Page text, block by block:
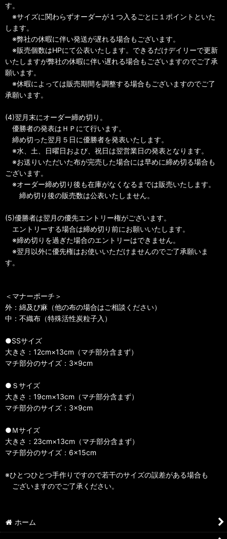
す。
※サイズに関わらずオーダーが１つ入るごとに１ポイントといた
します。
※弊社の休暇に伴い発送が遅れる場合もございます。
※販売個数はHPにて公表いたします。できるだけデイリーで更新
いたしますが弊社の休暇に伴い遅れる場合もございますのでご了承
願います。
※休暇によっては販売期間を調整する場合もございますのでご了
承願います。
(4)翌月末にオーダー締め切り。
優勝者の発表はＨＰにて行います。
締め切った翌月５日に優勝者を発表いたします。
※水、土、日曜日および、祝日は翌営業日の発表となります。
※お送りいただいた布が完売した場合には早めに締め切る場合も
ございます。
※オーダー締め切り後も在庫がなくなるまでは販売いたします。
締め切り後の販売数は公表いたしません。
(5)優勝者は翌月の優先エントリー権がございます。
エントリーする場合は締め切り前にお願いいたします。
※締め切りを過ぎた場合のエントリーはできません。
※翌月以外に優先権はお使いいただけませんのでご了承願いま
す。
＜マナーポーチ＞
外：綿及び麻（他の布の場合はご相談ください）
中：不織布（特殊活性炭粒子入）
●SSサイズ
大きさ：12cm×13cm（マチ部分含まず）
マチ部分のサイズ：3×9cm
●Ｓサイズ
大きさ：19cm×13cm（マチ部分含まず）
マチ部分のサイズ：3×9cm
●Ｍサイズ
大きさ：23cm×13cm（マチ部分含まず）
マチ部分のサイズ：6×15cm
※ひとつひとつ手作りですので若干のサイズの誤差がある場合も
ございますのでご了承ください。
ホーム